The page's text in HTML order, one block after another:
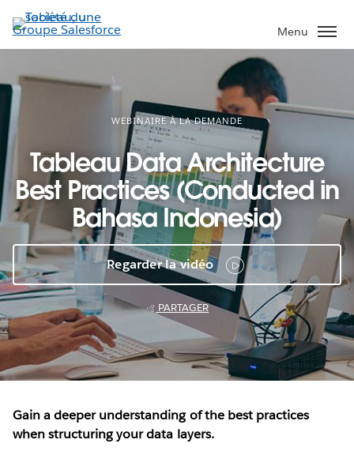
Aller
au
contenu
Menu
WEBINAIRE À LA DEMANDE
Tableau Data Architecture
Best Practices (Conducted in
Bahasa Indonesia)
Regarder la vidéo
PARTAGER
Gain a deeper understanding of the best practices
when structuring your data layers.